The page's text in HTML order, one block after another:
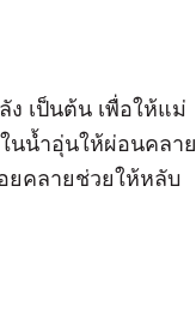
ง เป็นต้น เพื่อให้แม่
นน้ำอุ่นให้ผ่อนคลาย
ยคลายช่วยให้หลับ